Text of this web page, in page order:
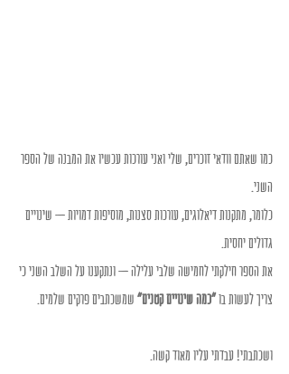
כמו שאתם וודאי זוכרים, שלי ואני עורכות עכשיו את המבנה של הספר
השני.
כלומר, מתקנות דיאלוגים, עורכות סצנות, מוסיפות דמויות – שינויים
גדולים יחסית.
את הספר חילקתי לחמישה שלבי עלילה – ונתקענו על השלב השני כי
צריך לעשות בו "כמה שינויים קטנים" שמשכתבים פרקים שלמים.
ושכתבתי! עבדתי עליו מאוד קשה.